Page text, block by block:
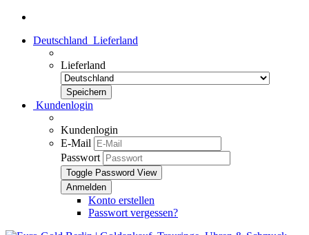
Deutschland Lieferland
Lieferland
Kundenlogin
Kundenlogin
E-Mail
Passwort
Toggle Password View
Konto erstellen
Passwort vergessen?